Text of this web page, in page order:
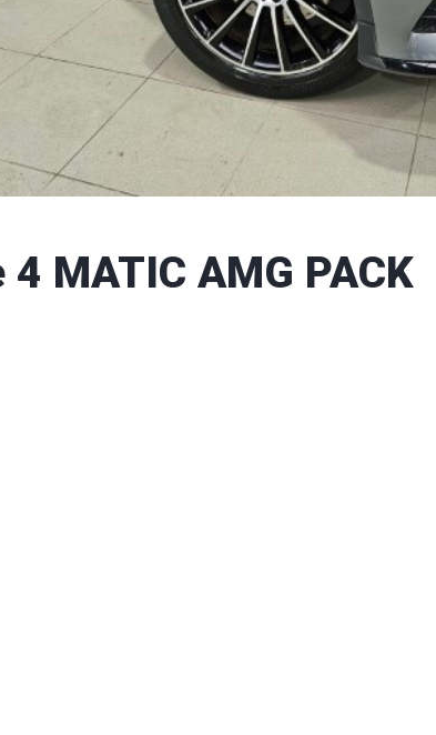
4 MATIC AMG PACK